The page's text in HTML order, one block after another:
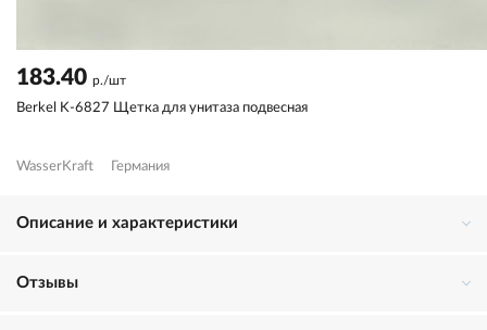
183.40 р./шт
Berkel K-6827 Щетка для унитаза подвесная
WasserKraft Германия
Описание и характеристики
Отзывы